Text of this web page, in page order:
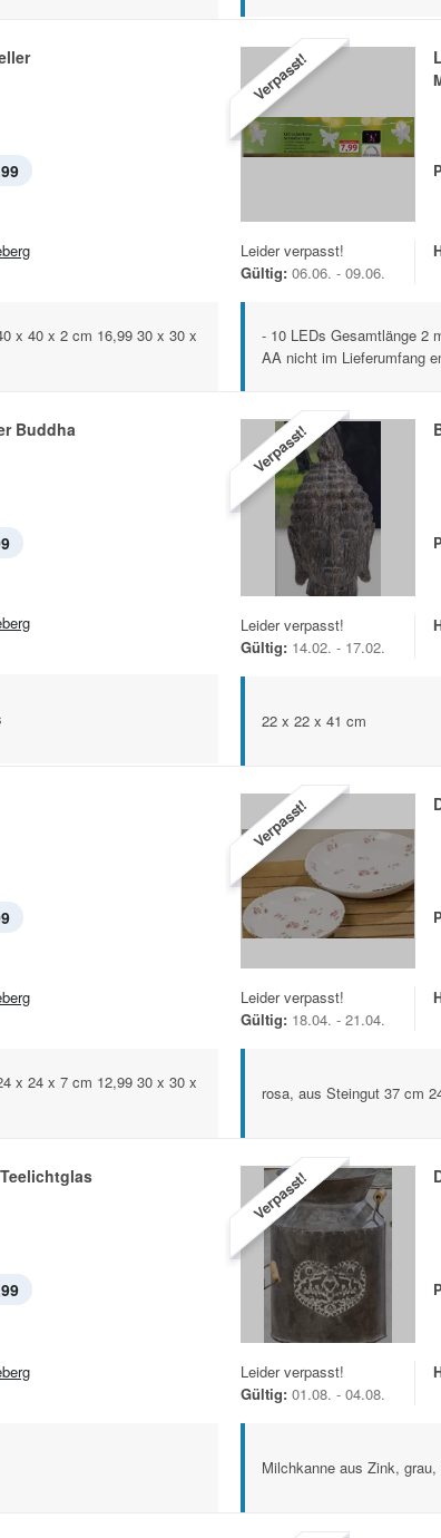
x 40 x 2 cm 16,99 30 x 30 x
Verpasst!
Leider verpasst!
Gültig: 06.06. - 09.06.
- 10 LEDs Gesamtlänge 2
AA nicht im Lieferumfang
Buddha Verpasst!
Leider verpasst!
Gültig: 14.02. - 17.02.
22 x 22 x 41 cm
x 24 x 7 cm 12,99 30 x 30 x
Verpasst!
Leider verpasst!
Gültig: 18.04. - 21.04.
rosa, aus Steingut 37 cm
Verpasst!
Leider verpasst!
Gültig: 01.08. - 04.08.
Milchkanne aus Zink,